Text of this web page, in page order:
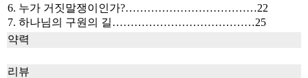
6. 누가 거짓말쟁이인가?………………………………22
7. 하나님의 구원의 길…………………………………25
약력
리뷰